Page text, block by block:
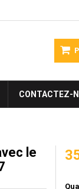
CONTACTEZ-
le